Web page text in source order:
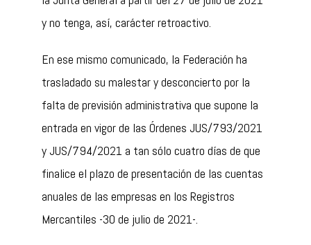
y no tenga, así, carácter retroactivo.
En ese mismo comunicado, la Federación ha
trasladado su malestar y desconcierto por la
falta de previsión administrativa que supone la
entrada en vigor de las Órdenes JUS/793/2021
y JUS/794/2021 a tan sólo cuatro días de que
finalice el plazo de presentación de las cuentas
anuales de las empresas en los Registros
Mercantiles -30 de julio de 2021-.